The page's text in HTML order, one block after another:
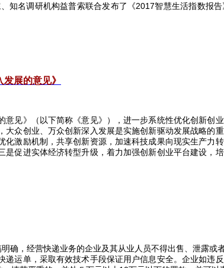
知名调研机构益普索联合发布了《2017智慧生活指数报
展的意见》
见》（以下简称《意见》），进一步系统性优化创新创
众创业、万众创新深入发展是实施创新驱动发展战略的
激励机制，共享创新资源，加速科技成果向现实生产力
促进实体经济转型升级，着力加强创新创业平台建设，
确，经营快递业务的企业及其从业人员不得出售、泄露
运单，采取有效技术手段保证用户信息安全。企业如违